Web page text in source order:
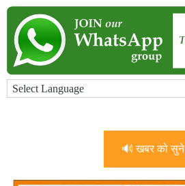
🔊 खबर को सुने